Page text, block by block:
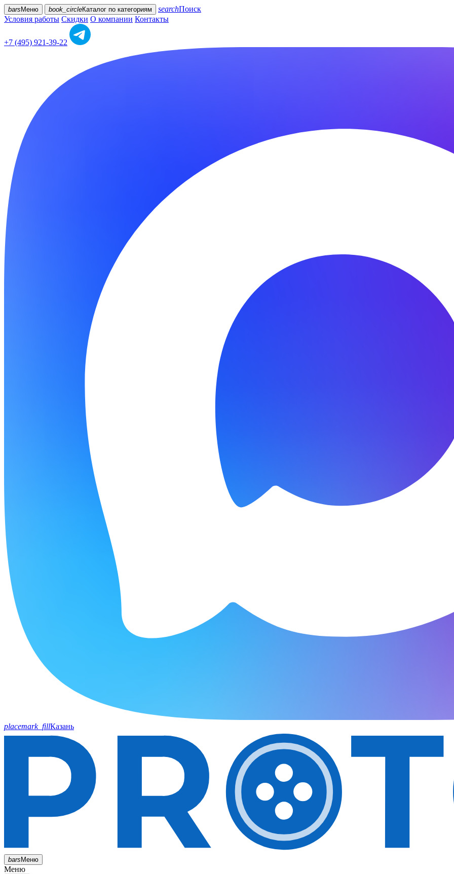
bars Меню book_circleКаталог по категориям searchПоиск
Условия работы Скидки О компании Контакты
+7 (495) 921-39-22
placemark_fillКазань
barsМеню
Меню